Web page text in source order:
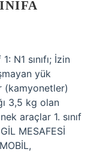
N1 sınıfı; İzin
yük
(kamyonetler)
3,5 kg olan
araçlar 1. sınıf
MESAFESİ